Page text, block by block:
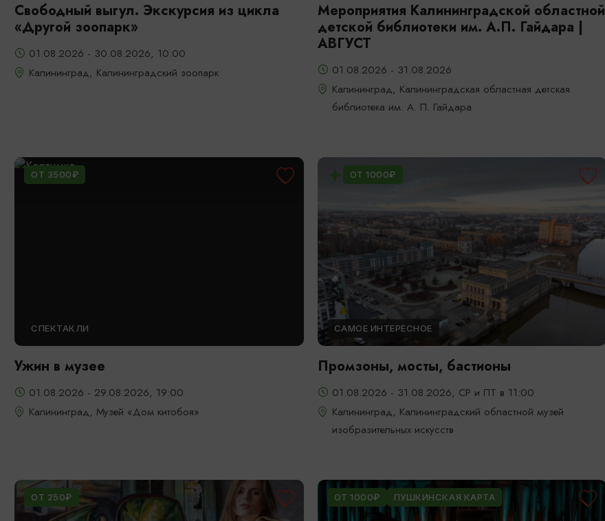
Свободный выгул. Экскурсия из цикла
«Другой зоопарк»
01.08.2026 - 30.08.2026, 10:00
Калининград, Калининградский зоопарк
Мероприятия Калининградской областной
детской библиотеки им. А.П. Гайдара |
АВГУСТ
01.08.2026 - 31.08.2026
Калининград, Калининградская областная детская
библиотека им. А. П. Гайдара
ОТ 3500₽
СПЕКТАКЛИ
Ужин в музее
01.08.2026 - 29.08.2026, 19:00
Калининград, Музей «Дом китобоя»
ОТ 1000₽
САМОЕ ИНТЕРЕСНОЕ
Промзоны, мосты, бастионы
01.08.2026 - 31.08.2026, СР и ПТ в 11:00
Калининград, Калининградский областной музей
изобразительных искусств
ОТ 250₽ ОТ 1000₽ ПУШКИНСКАЯ КАРТА